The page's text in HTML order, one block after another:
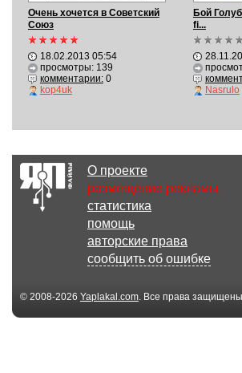
Очень хочется в Советский
Союз
18.02.2013 05:54
просмотры: 139
комментарии:0
kop4uk
Бой
fi...
Nasrulo
О проекте
размещение рекламы
статистика
помощь
авторские права
сообщить об ошибке
© 2008-2026 Yaplakal.com. Все права